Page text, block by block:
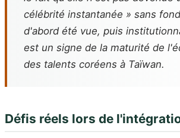
célébrité instantanée » sans
d'abord été vue, puis
est un signe de la maturité de
des talents coréens à Taïwan.
Défis réels lors de